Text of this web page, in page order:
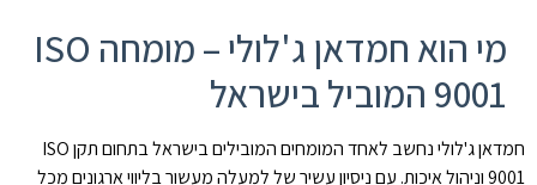
מי הוא חמדאן ג'לולי – מומחה ISO
9001 המוביל בישראל
חמדאן ג'לולי נחשב לאחד המומחים המובילים בישראל בתחום תקן ISO
9001 וניהול איכות. עם ניסיון עשיר של למעלה מעשור בליווי ארגונים מכל